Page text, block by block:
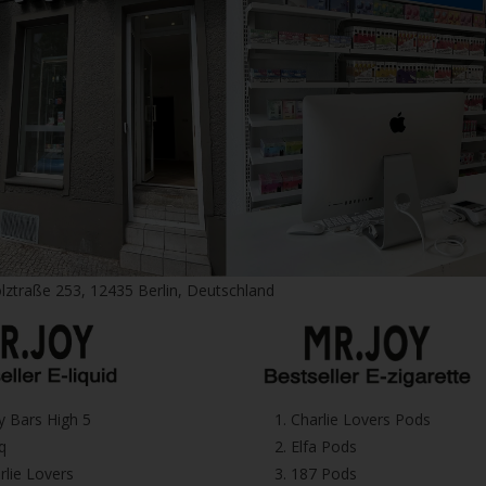
253, 12435 Berlin, Deutschland
Bars High 5
Lovers
1.⁠ ⁠Charlie Lovers Pods
2.⁠ ⁠⁠Elfa Pods
3.⁠ ⁠⁠187 Pods